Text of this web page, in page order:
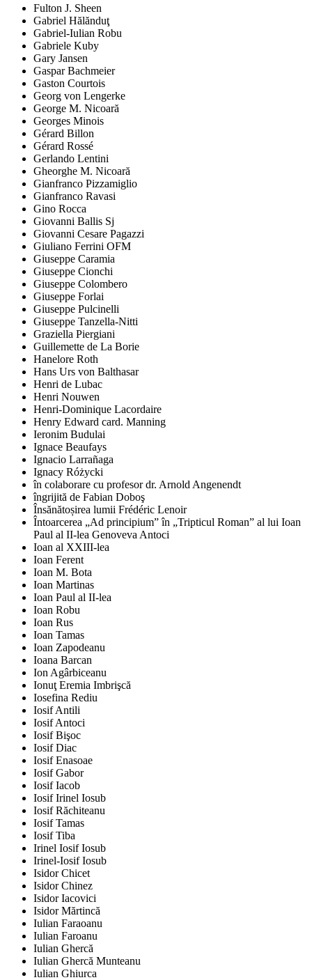
Fulton J. Sheen
Gabriel Hălănduţ
Gabriel-Iulian Robu
Gabriele Kuby
Gary Jansen
Gaspar Bachmeier
Gaston Courtois
Georg von Lengerke
George M. Nicoară
Georges Minois
Gérard Billon
Gérard Rossé
Gerlando Lentini
Gheorghe M. Nicoară
Gianfranco Pizzamiglio
Gianfranco Ravasi
Gino Rocca
Giovanni Ballis Sj
Giovanni Cesare Pagazzi
Giuliano Ferrini OFM
Giuseppe Caramia
Giuseppe Cionchi
Giuseppe Colombero
Giuseppe Forlai
Giuseppe Pulcinelli
Giuseppe Tanzella-Nitti
Graziella Piergiani
Guillemette de La Borie
Hanelore Roth
Hans Urs von Balthasar
Henri de Lubac
Henri Nouwen
Henri-Dominique Lacordaire
Henry Edward card. Manning
Ieronim Budulai
Ignace Beaufays
Ignacio Larrañaga
Ignacy Różycki
în colaborare cu profesor dr. Arnold Angenendt
îngrijită de Fabian Doboş
Însănătoșirea lumii Frédéric Lenoir
Întoarcerea „Ad principium” în „Tripticul Roman” al lui Ioan
Paul al II-lea Genoveva Antoci
Ioan al XXIII-lea
Ioan Ferent
Ioan M. Bota
Ioan Martinas
Ioan Paul al II-lea
Ioan Robu
Ioan Rus
Ioan Tamas
Ioan Zapodeanu
Ioana Barcan
Ion Agârbiceanu
Ionuţ Eremia Imbrişcă
Iosefina Rediu
Iosif Antili
Iosif Antoci
Iosif Bişoc
Iosif Diac
Iosif Enasoae
Iosif Gabor
Iosif Iacob
Iosif Irinel Iosub
Iosif Răchiteanu
Iosif Tamas
Iosif Tiba
Irinel Iosif Iosub
Irinel-Iosif Iosub
Isidor Chicet
Isidor Chinez
Isidor Iacovici
Isidor Mărtincă
Iulian Faraoanu
Iulian Faroanu
Iulian Ghercă
Iulian Ghercă Munteanu
Iulian Ghiurca